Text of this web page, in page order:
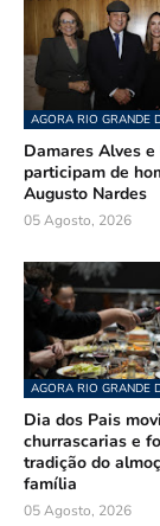
AGORA RIO GRANDE
Damares Alves
participam de
Augusto Nardes
05 Agosto, 2026
AGORA RIO GRANDE
Dia dos Pais
churrascarias e
tradição do
família
05 Agosto, 2026